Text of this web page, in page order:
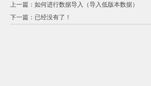
上一篇： 如何进行数据导入（导入低版本数据）
下一篇： 已经没有了！